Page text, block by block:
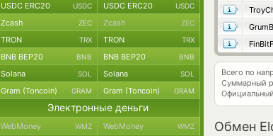
Всего по
Суммарный
Обмен
USDC ERC20 USDC USDC ERC20 USDC
Zcash ZEC Zcash ZEC
TRON TRX TRON TRX
BNB BEP20 BNB BNB BEP20 BNB
Solana SOL Solana SOL
Gram (Toncoin) GRAM Gram (Toncoin) GRAM
Электронные деньги
WebMoney WMZ WebMoney WMZ